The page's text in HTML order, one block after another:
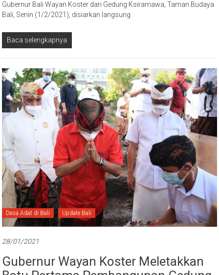
Gubernur Bali Wayan Koster dari Gedung Ksirarnawa, Taman Budaya
Bali, Senin (1/2/2021), disiarkan langsung
Baca selengkapnya
Desa Adat di Bali Update Bali
28/01/2021
Gubernur Wayan Koster Meletakkan